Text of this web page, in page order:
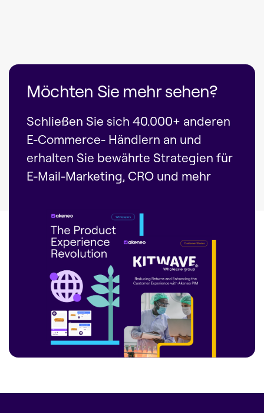
Möchten Sie mehr sehen?
Schließen Sie sich 40.000+ anderen
E-Commerce- Händlern an und
erhalten Sie bewährte Strategien für
E-Mail-Marketing, CRO und mehr